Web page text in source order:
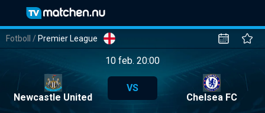
Fotboll / Premier League
10 feb. 20:00
Newcastle United
VS
Chelsea FC